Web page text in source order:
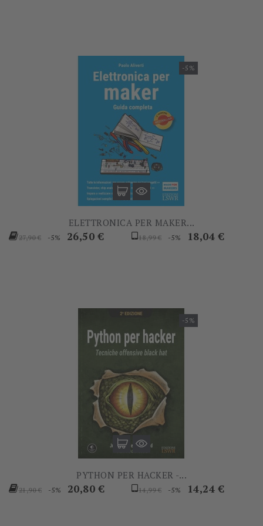
-5%
ELETTRONICA PER MAKER...
Prezzo
27,90 € -5% Prezzo
26,50 €
Prezzo
18,99 € -5% Prezzo
18,04 €
-5%
PYTHON PER HACKER -...
Prezzo
21,90 € -5% Prezzo
20,80 €
Prezzo
14,99 € -5% Prezzo
14,24 €